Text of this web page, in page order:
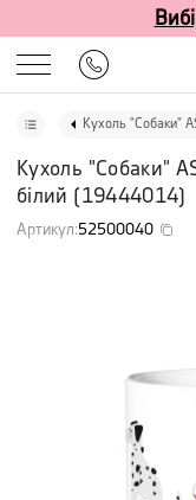
Кухоль "Собаки"
Кухоль "Собаки"
білий (19444014)
Артикул:52500040